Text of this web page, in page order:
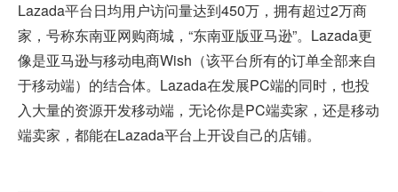
Lazada平台日均用户访问量达到450万，拥有超过2万商
家，号称东南亚网购商城，“东南亚版亚马逊”。Lazada更
像是亚马逊与移动电商Wish（该平台所有的订单全部来自
于移动端）的结合体。Lazada在发展PC端的同时，也投
入大量的资源开发移动端，无论你是PC端卖家，还是移动
端卖家，都能在Lazada平台上开设自己的店铺。